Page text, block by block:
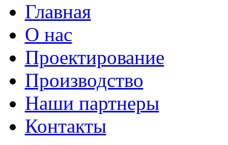
Главная
О нас
Проектирование
Производство
Наши партнеры
Контакты